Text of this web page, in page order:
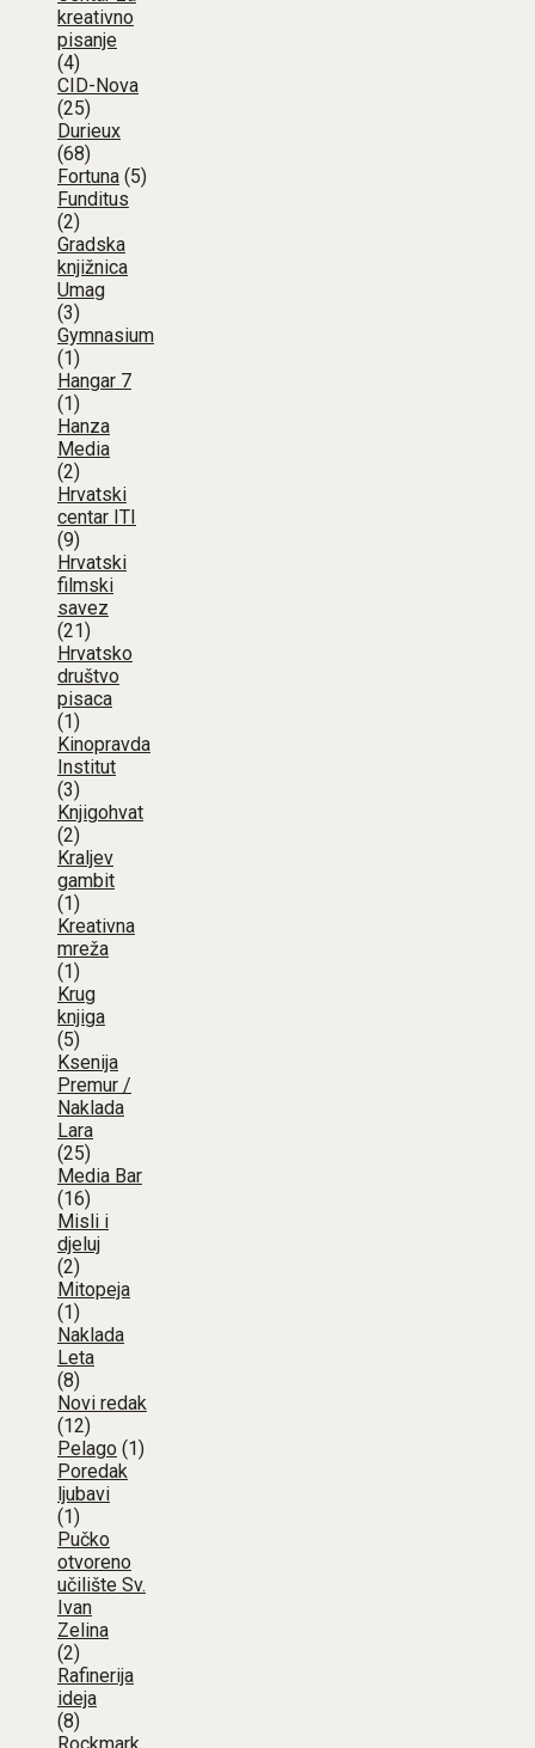
kreativno
pisanje
(4)
CID-Nova
(25)
Durieux
(68)
Fortuna (5)
Funditus
(2)
Gradska
knjižnica
Umag
(3)
Gymnasium
(1)
Hangar 7
(1)
Hanza
Media
(2)
Hrvatski
centar ITI
(9)
Hrvatski
filmski
savez
(21)
Hrvatsko
društvo
pisaca
(1)
Kinopravda
Institut
(3)
Knjigohvat
(2)
Kraljev
gambit
(1)
Kreativna
mreža
(1)
Krug
knjiga
(5)
Ksenija
Premur /
Naklada
Lara
(25)
Media Bar
(16)
Misli i
djeluj
(2)
Mitopeja
(1)
Naklada
Leta
(8)
Novi redak
(12)
Pelago (1)
Poredak
ljubavi
(1)
Pučko
otvoreno
učilište Sv.
Ivan
Zelina
(2)
Rafinerija
ideja
(8)